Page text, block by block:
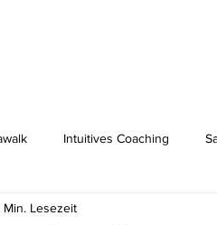
Intuitives Coaching
Min. Lesezeit